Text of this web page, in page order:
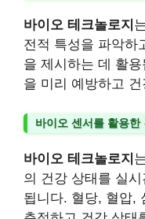
바이오 테크놀로지
전적 특성을 파악하
을 제시하는 데 활
을 미리 예방하고
바이오 센서를 활용한
바이오 테크놀로지
의 건강 상태를 실
됩니다. 혈당, 혈압,